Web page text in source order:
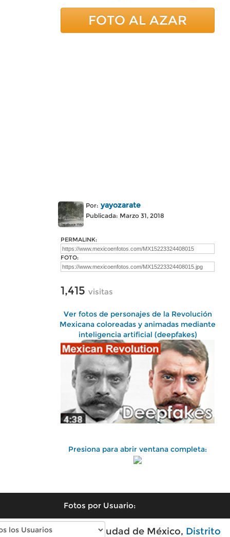
FOTO AL AZAR
Por: yayozarate
Publicada: Marzo 31, 2018
PERMALINK:
FOTO:
1,415 visitas
Ver fotos de personajes de la Revolución
Mexicana coloreadas y animadas mediante
inteligencia artificial (deepfakes)
Presiona para abrir ventana completa:
Fotos por Usuario:
Fotos antiguas de Ciudad de México, Distrito